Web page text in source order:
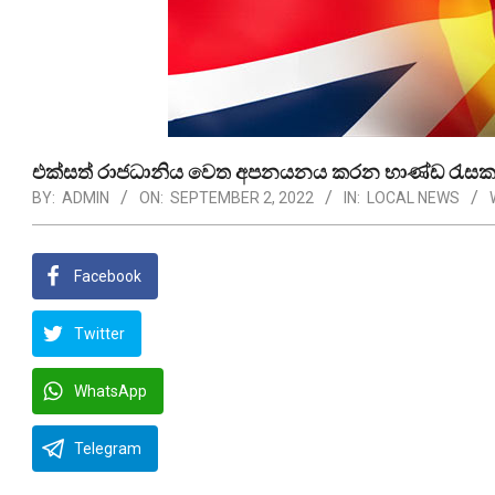
එක්සත් රාජධානිය වෙත අපනයනය කරන භාණ්ඩ
BY: ADMIN ON: SEPTEMBER 2, 2022 IN: LOCAL NEWS
Facebook
Twitter
WhatsApp
Telegram